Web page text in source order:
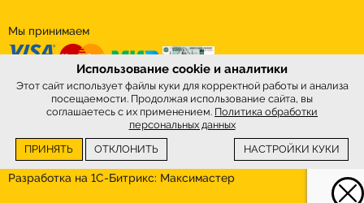
Интернет-магазинSkiWax.ru © 2026
Разработка на 1С-Битрикс: Максимастер
Мы принимаем
Использование cookie и аналитики
Этот сайт использует файлы куки для корректной работы и анализа
посещаемости. Продолжая использование сайта, вы
соглашаетесь с их применением. Политика обработки
персональных данных
ПРИНЯТЬ
ОТКЛОНИТЬ НАСТРОЙКИ КУКИ